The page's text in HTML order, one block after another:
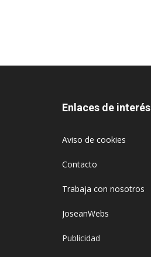
Enlaces de interés
Aviso de cookies
Contacto
Trabaja con nosotros
JoseanWebs
Publicidad